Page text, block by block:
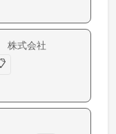
株式会社